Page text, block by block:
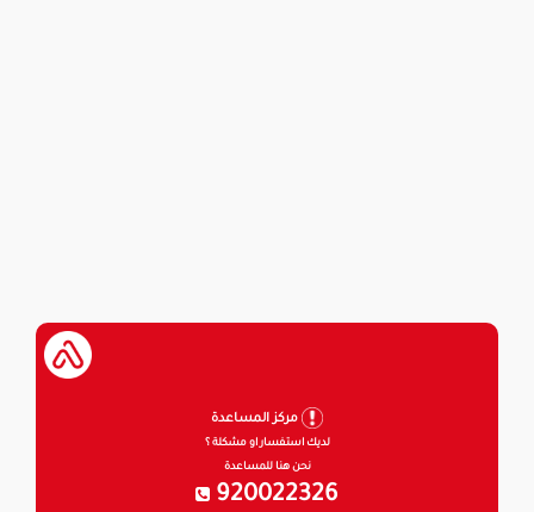
مركز المساعدة
لديك استفسار او مشكلة ؟
نحن هنا للمساعدة
920022326